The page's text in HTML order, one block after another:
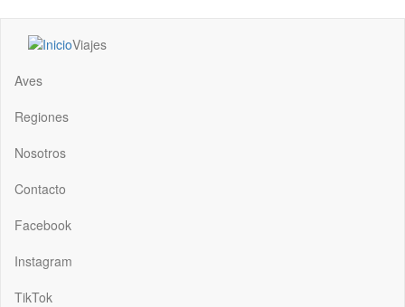
principal
Main
navigation
Viajes
Aves
Regiones
Nosotros
Contacto
Facebook
Instagram
TikTok